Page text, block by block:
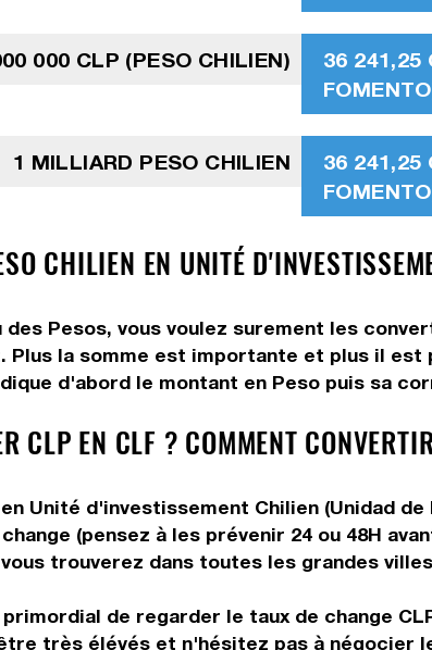
000 CLP (PESO CHILIEN)
36 241,25
1 MILLIARD PESO CHILIEN
36 241,25
CHILIEN EN UNITÉ
des Pesos, vous voulez surement les
Plus la somme est importante et plus il
d'abord le montant en Peso puis sa
CLP EN CLF ? COMMENT
Unité d'investissement Chilien (Unidad
(pensez à les prévenir 24 ou 48H
trouverez dans toutes les grandes
de regarder le taux de change
très élévés et n'hésitez pas à